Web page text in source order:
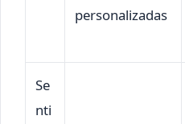
personalizadas
Se
nti